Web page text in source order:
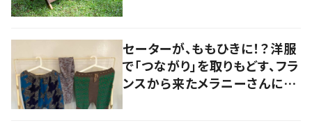
セーターが、ももひきに！？洋服
で「つながり」を取りもどす、フラ
ンスから来たメラニーさんに学